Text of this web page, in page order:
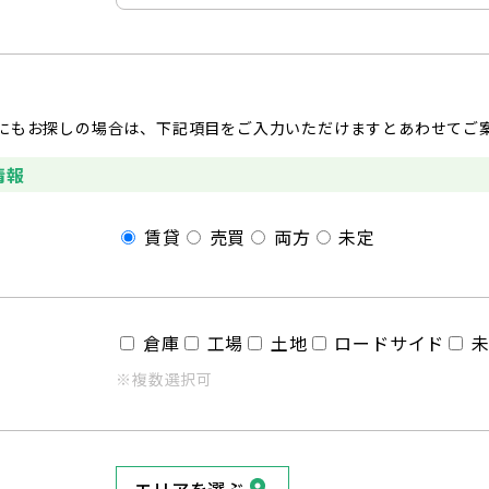
お探しの場合は、下記項目をご入力いただけますとあわせてご
報
賃貸 売買 両方 未定
倉庫 工場 土地 ロードサイド
※複数選択可